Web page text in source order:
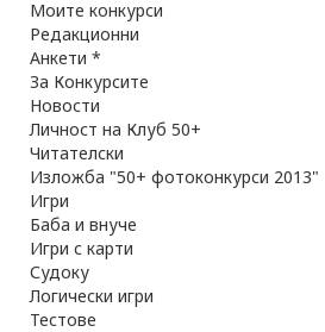
Моите конкурси
Редакционни
Анкети *
За Конкурсите
Новости
Личност на Клуб 50+
Читателски
Изложба "50+ фотоконкурси 2013"
Игри
Баба и внуче
Игри с карти
Судоку
Логически игри
Тестове